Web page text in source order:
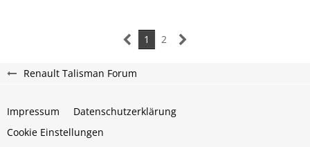
1 2
Renault Talisman Forum
Impressum
Datenschutzerklärung
Cookie Einstellungen